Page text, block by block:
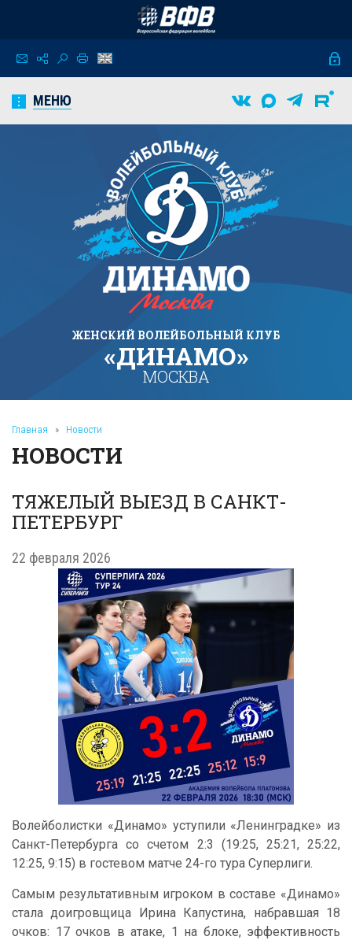
МЕНЮ
ЖЕНСКИЙ ВОЛЕЙБОЛЬНЫЙ КЛУБ
«ДИНАМО»
МОСКВА
Главная » Новости
НОВОСТИ
ТЯЖЕЛЫЙ ВЫЕЗД В САНКТ-
ПЕТЕРБУРГ
22 февраля 2026
Волейболистки «Динамо» уступили «Ленинградке» из
Санкт-Петербурга со счетом 2:3 (19:25, 25:21, 25:22,
12:25, 9:15) в гостевом матче 24-го тура Суперлиги.
Самым результативным игроком в составе «Динамо»
стала доигровщица Ирина Капустина, набравшая 18
очков: 17 очков в атаке, 1 на блоке, эффективность